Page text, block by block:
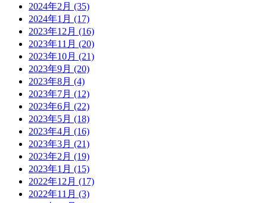
2024年2月 (35)
2024年1月 (17)
2023年12月 (16)
2023年11月 (20)
2023年10月 (21)
2023年9月 (20)
2023年8月 (4)
2023年7月 (12)
2023年6月 (22)
2023年5月 (18)
2023年4月 (16)
2023年3月 (21)
2023年2月 (19)
2023年1月 (15)
2022年12月 (17)
2022年11月 (3)